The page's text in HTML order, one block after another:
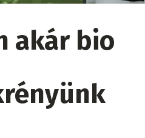
akár bio